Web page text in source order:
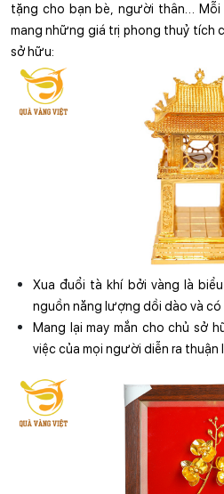
tặng cho bạn bè, người thân… Mỗi
mang những giá trị phong thuỷ tích
sở hữu:
Xua đuổi tà khí bởi vàng là
nguồn năng lượng dồi dào và
Mang lại may mắn cho chủ sở
việc của mọi người diễn ra thuận